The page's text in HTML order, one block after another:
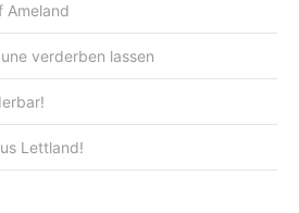
Ameland
verderben lassen
Lettland!